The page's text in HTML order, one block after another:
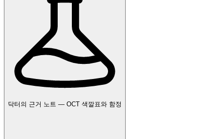
닥터의 근거 노트 — OCT 색깔표와 함정